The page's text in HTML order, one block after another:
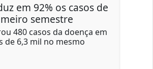
em 92% os casos de
semestre
480 casos da doença em
de 6,3 mil no mesmo